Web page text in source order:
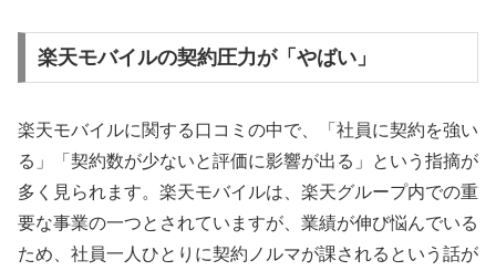
楽天モバイルの契約圧力が「やばい」
楽天モバイルに関する口コミの中で、「社員に契約を強い
る」「契約数が少ないと評価に影響が出る」という指摘が
多く見られます。楽天モバイルは、楽天グループ内での重
要な事業の一つとされていますが、業績が伸び悩んでいる
ため、社員一人ひとりに契約ノルマが課されるという話が